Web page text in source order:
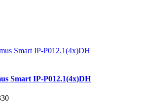
Smart IP-P012.1(4x)DH